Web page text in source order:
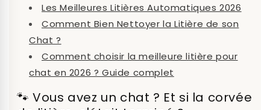
Les Meilleures Litières Automatiques 2026
Comment Bien Nettoyer la Litière de son
Chat ?
Comment choisir la meilleure litière pour
chat en 2026 ? Guide complet
🐾 Vous avez un chat ? Et si la corvée